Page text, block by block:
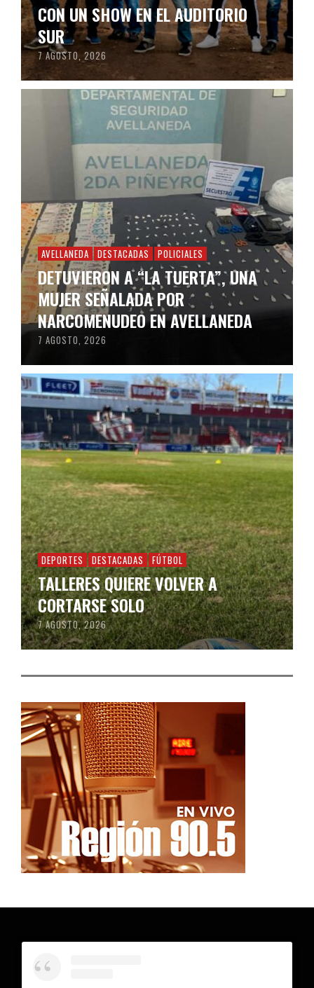
CON UN SHOW EN EL AUDITORIO
SUR
7 AGOSTO, 2026
AVELLANEDA DESTACADAS POLICIALES
DETUVIERON A “LA TUERTA”, UNA
MUJER SEÑALADA POR
NARCOMENUDEO EN AVELLANEDA
7 AGOSTO, 2026
DEPORTES DESTACADAS FÚTBOL
TALLERES QUIERE VOLVER A
CORTARSE SOLO
7 AGOSTO, 2026